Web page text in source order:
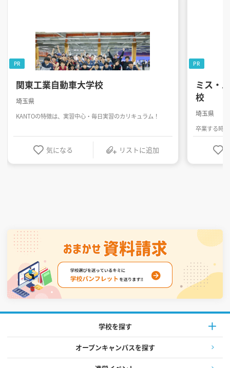
関東工業自動車大学校
埼玉県
KANTOの特徴は、実習中心・毎日実習のカリキュラム！
気になる リストに追加
PR
ミス・
校
埼玉県
卒業する時
PR
学校を探す
オープンキャンパスを探す